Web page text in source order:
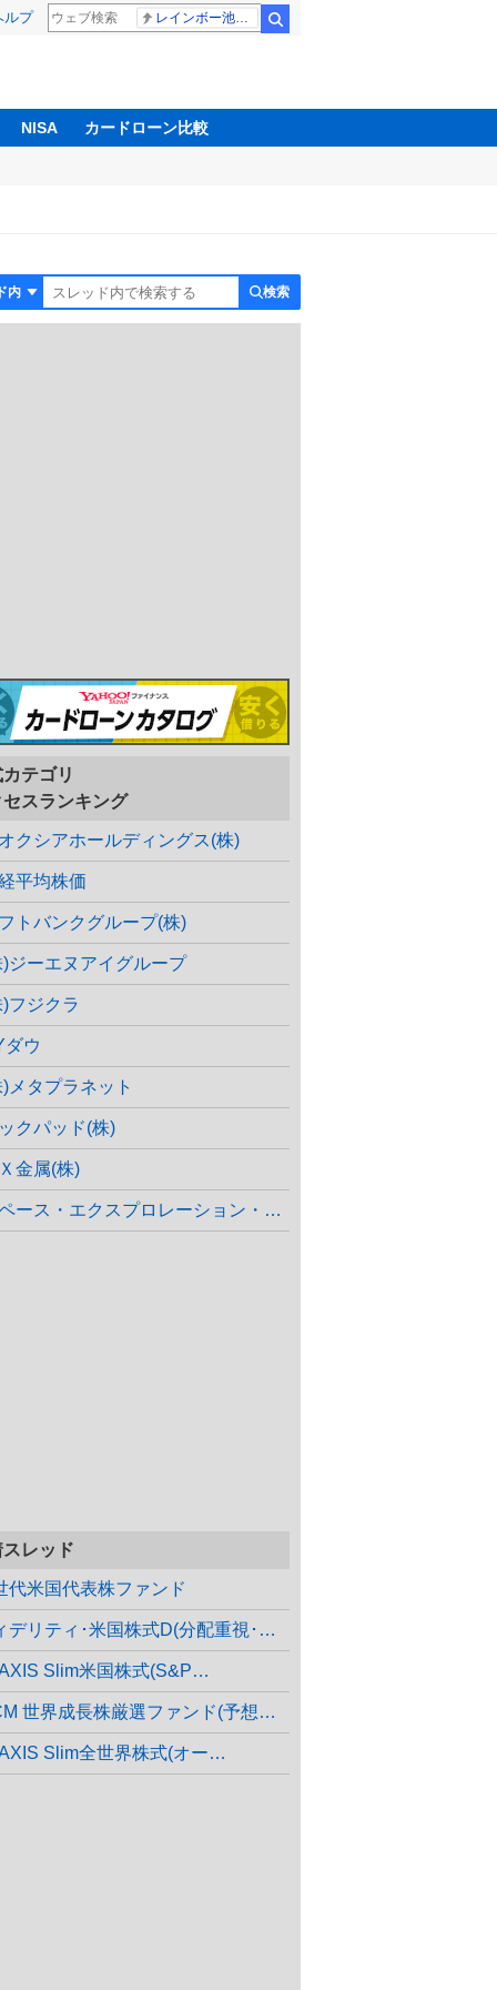
ルプ
NISA カードローン比較
検索
テゴリ
セスランキング
クシアホールディングス(株)
平均株価
トバンクグループ(株)
)ジーエヌアイグループ
)フジクラ
ダウ
)メタプラネット
クパッド(株)
Ｘ金属(株)
ース・エクスプロレーション・テクノロジーズ
スレッド
代米国代表株ファンド
フィデリティ･米国株式D(分配重視･H…
Slim米国株式(S&P…
WCM 世界成長株厳選ファンド(予想分…
Slim全世界株式(オー…